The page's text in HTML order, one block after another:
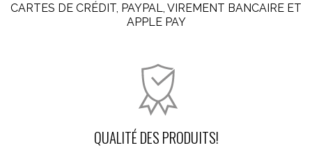
CARTES DE CRÉDIT, PAYPAL, VIREMENT BANCAIRE ET
APPLE PAY
QUALITÉ DES PRODUITS!